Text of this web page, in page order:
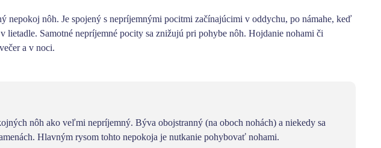
nepokoj nôh. Je spojený s nepríjemnými pocitmi začínajúcimi v oddychu, po námahe, keď
lietadle. Samotné nepríjemné pocity sa znižujú pri pohybe nôh. Hojdanie nohami či
a v noci.
nôh ako veľmi nepríjemný. Býva obojstranný (na oboch nohách) a niekedy sa
Hlavným rysom tohto nepokoja je nutkanie pohybovať nohami.